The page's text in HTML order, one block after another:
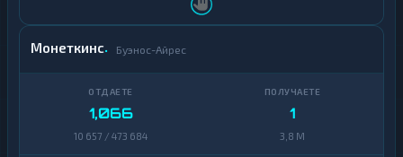
Монеткинс Буэнос-Айрес
1,066
10 657 / 473 684
1
3,8 M